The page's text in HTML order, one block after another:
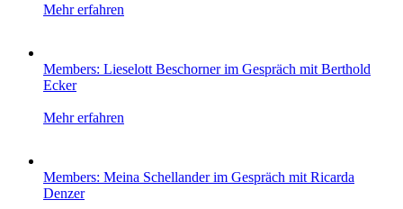
Mehr erfahren
Members: Lieselott Beschorner im Gespräch mit Berthold
Ecker
Mehr erfahren
Members: Meina Schellander im Gespräch mit Ricarda
Denzer